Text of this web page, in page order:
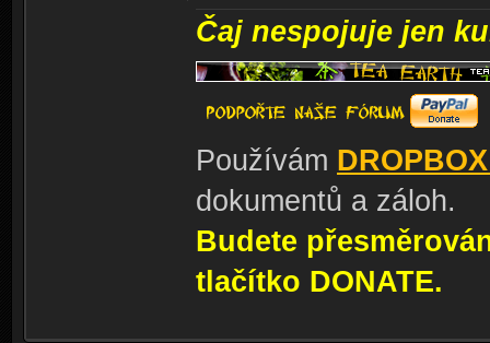
Čaj nespojuje jen
Používám
dokumentů a záloh.
Budete
tlačítko DONATE.